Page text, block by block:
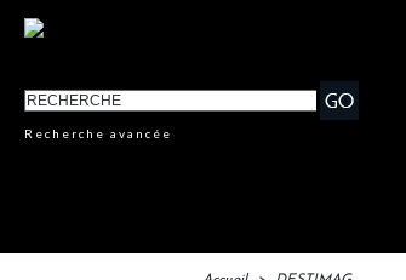
Recherche avancée